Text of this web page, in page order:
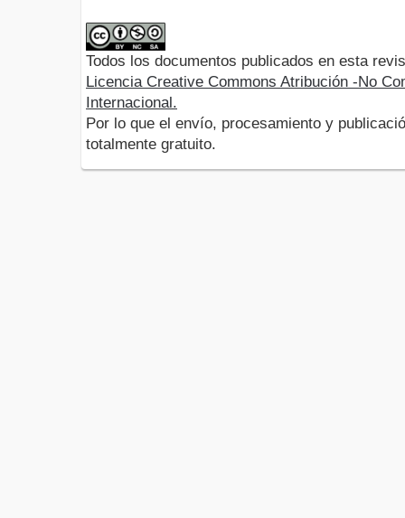
Todos los documentos publicados en esta
Licencia Creative Commons Atribución -No
Internacional.
Por lo que el envío, procesamiento y
totalmente gratuito.